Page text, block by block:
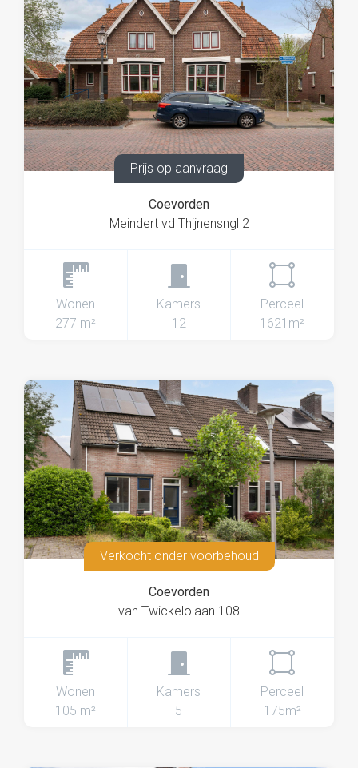
- Schilderwerk 2025
- Elektrische rolluiken
- Intergas cv-ketel 2024
- Vrije ligging door parkje aan achterzijde
Prijs op aanvraag
Coevorden
Meindert vd Thijnensngl 2
Wonen
277 m²
Kamers
12
Perceel
1621m²
Verkocht onder voorbehoud
Coevorden
van Twickelolaan 108
Wonen
105 m²
Kamers
5
Perceel
175m²